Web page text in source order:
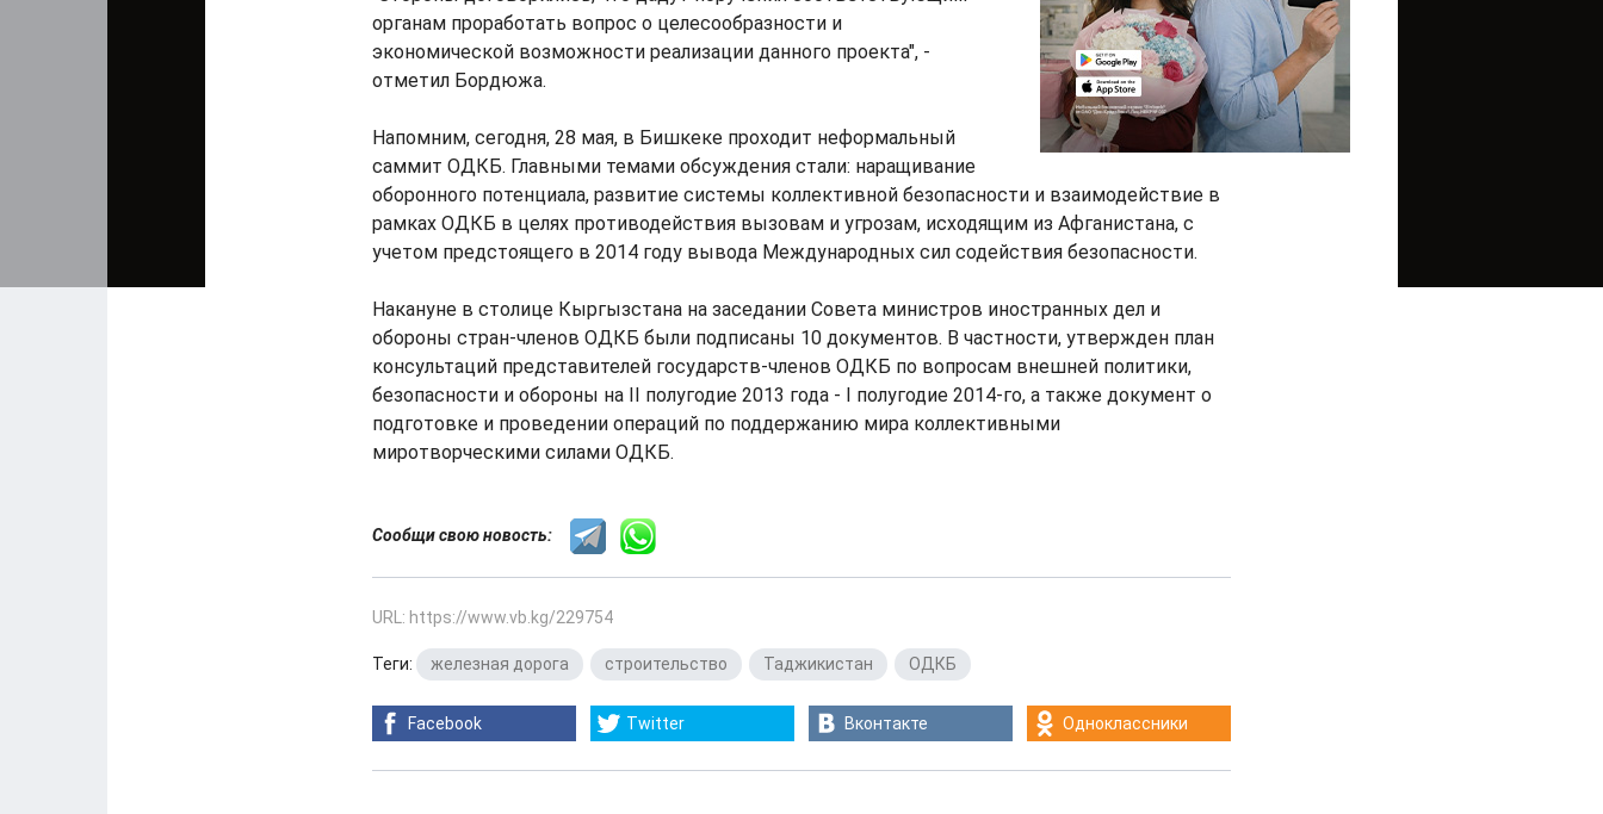
органам проработать вопрос о целесообразности и
экономической возможности реализации данного проекта", -
отметил Бордюжа.
Напомним, сегодня, 28 мая, в Бишкеке проходит неформальный
саммит ОДКБ. Главными темами обсуждения стали: наращивание
оборонного потенциала, развитие системы коллективной безопасности и взаимодействие в
рамках ОДКБ в целях противодействия вызовам и угрозам, исходящим из Афганистана, с
учетом предстоящего в 2014 году вывода Международных сил содействия безопасности.
Накануне в столице Кыргызстана на заседании Совета министров иностранных дел и
обороны стран-членов ОДКБ были подписаны 10 документов. В частности, утвержден план
консультаций представителей государств-членов ОДКБ по вопросам внешней политики,
безопасности и обороны на II полугодие 2013 года - I полугодие 2014-го, а также документ о
подготовке и проведении операций по поддержанию мира коллективными
миротворческими силами ОДКБ.
Сообщи свою новость:
URL: https://www.vb.kg/229754
Теги: железная дорога строительство Таджикистан ОДКБ
Facebook Twitter Вконтакте Одноклассники